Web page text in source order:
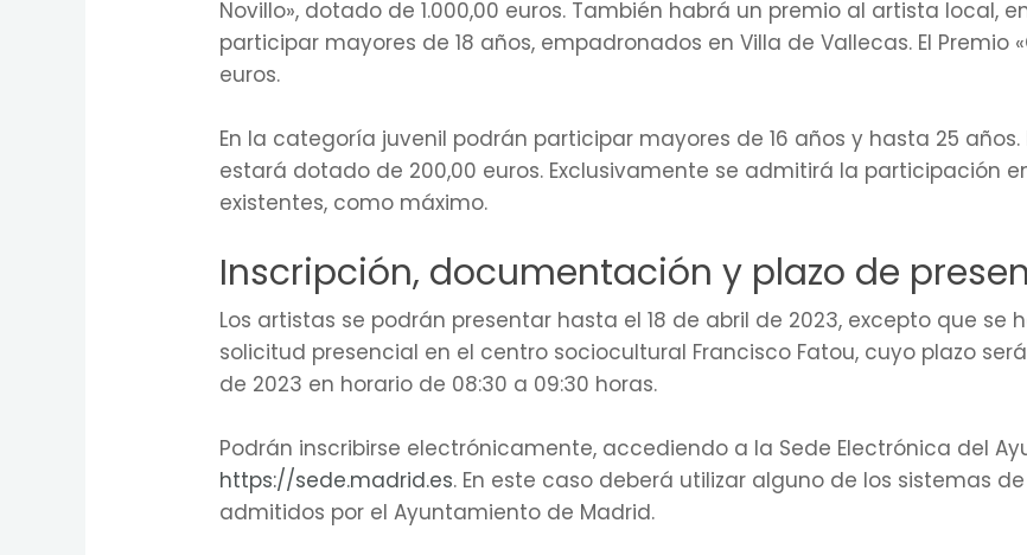
Novillo», dotado de 1.000,00 euros. También habrá un premio al artista local,
participar mayores de 18 años, empadronados en Villa de Vallecas. El Premio
euros.
En la categoría juvenil podrán participar mayores de 16 años y hasta 25 años.
estará dotado de 200,00 euros. Exclusivamente se admitirá la participación
existentes, como máximo.
Inscripción, documentación y plazo de
Los artistas se podrán presentar hasta el 18 de abril de 2023, excepto que se
solicitud presencial en el centro sociocultural Francisco Fatou, cuyo plazo
de 2023 en horario de 08:30 a 09:30 horas.
Podrán inscribirse electrónicamente, accediendo a la Sede Electrónica del
https://sede.madrid.es. En este caso deberá utilizar alguno de los sistemas
admitidos por el Ayuntamiento de Madrid.